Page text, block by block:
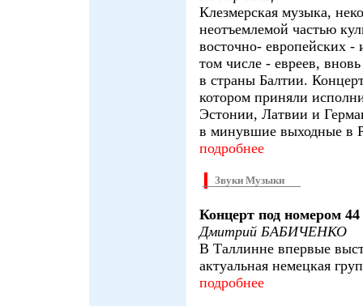
Клезмерская музыка,
неотъемлемой частью
восточно- европейских -
том числе - евреев,
в страны Балтии.
котором приняли
Эстонии, Латвии и
в минувшие выходные в
подробнее
Звуки Музыки
Концерт под номером 44
Дмитрий БАБИЧЕНКО
В Таллинне впервые
актуальная немецкая
подробнее